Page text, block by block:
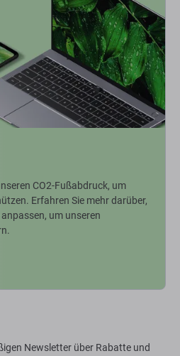
CO2-Fußabdruck, um
Erfahren Sie mehr darüber,
um unseren
Newsletter über Rabatte und